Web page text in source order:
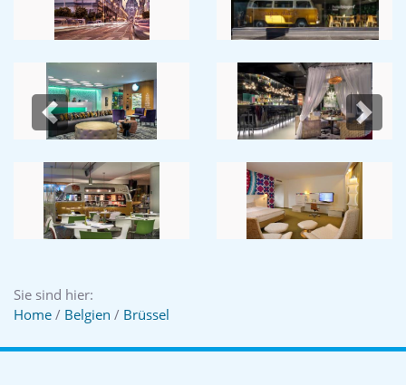
Previous Next
Sie sind hier:
Home / Belgien / Brüssel